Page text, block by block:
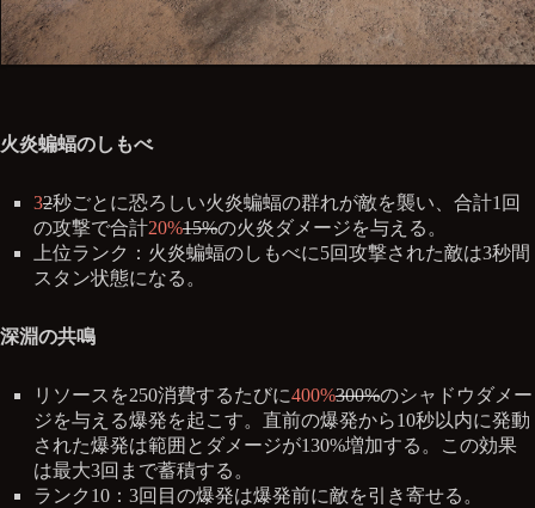
火炎蝙蝠のしもべ
32秒ごとに恐ろしい火炎蝙蝠の群れが敵を襲い、合計1回
の攻撃で合計20%15%の火炎ダメージを与える。
上位ランク：火炎蝙蝠のしもべに5回攻撃された敵は3秒間
スタン状態になる。
深淵の共鳴
リソースを250消費するたびに400%300%のシャドウダメー
ジを与える爆発を起こす。直前の爆発から10秒以内に発動
された爆発は範囲とダメージが130%増加する。この効果
は最大3回まで蓄積する。
ランク10：3回目の爆発は爆発前に敵を引き寄せる。